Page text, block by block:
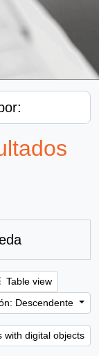
Table view
Descendente
with digital objects